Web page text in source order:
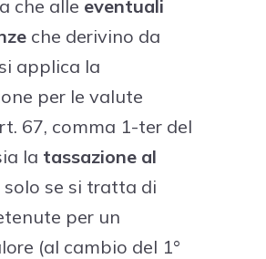
che alle eventuali
che derivino da
applica la
per le valute
67, comma 1-ter del
la tassazione al
solo se si tratta di
per un
(al cambio del 1°